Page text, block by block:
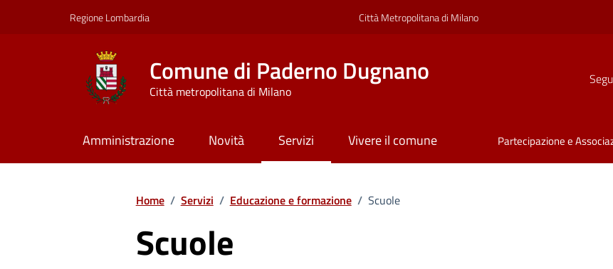
Regione Lombardia Città Metropolitana di Milano
Comune di Paderno Dugnano
Città metropolitana di Milano
Amministrazione Novità Servizi Vivere il comune Partecipazione e
Home / Servizi / Educazione e formazione / Scuole
Scuole